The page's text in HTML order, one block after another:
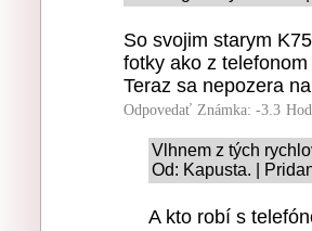
So svojim starym
fotky ako z
Teraz sa nepozera
Odpovedať Známka: -3.3
Vlhnem z tých
Od: Kapusta. |
A kto robí s